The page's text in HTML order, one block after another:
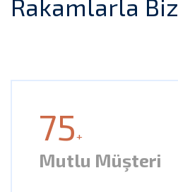
Rakamlarla Biz
75+
Mutlu Müşteri